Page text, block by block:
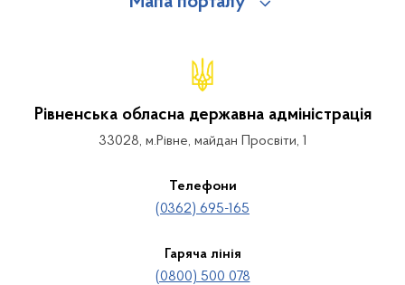
Рівненська обласна державна адміністрація
33028, м.Рівне, майдан Просвіти, 1
Телефони
(0362) 695-165
Гаряча лінія
(0800) 500 078